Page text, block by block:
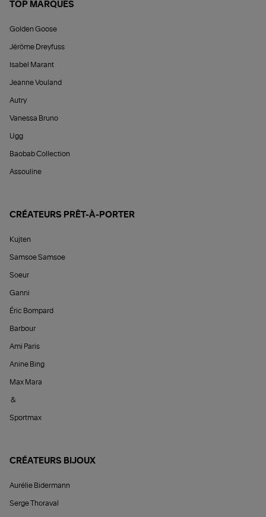
TOP MARQUES
Golden Goose
Jérôme Dreyfuss
Isabel Marant
Jeanne Vouland
Autry
Vanessa Bruno
Ugg
Baobab Collection
Assouline
CRÉATEURS PRÊT-À-PORTER
Kujten
Samsoe Samsoe
Soeur
Ganni
Éric Bompard
Barbour
Ami Paris
Anine Bing
Max Mara
&
Sportmax
CRÉATEURS BIJOUX
Aurélie Bidermann
Serge Thoraval